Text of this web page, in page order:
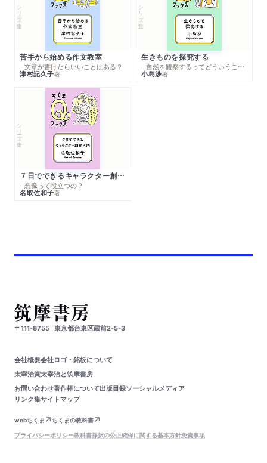
シリーズ・全集
苦手から始める作文教室
─文章が書けたらいいことはある？
津村記久子著
シリーズ・全集
生きものを探究する
─自然を観察するってどういうこと？
小島渉著
シリーズ・全集
７日でできるキャラクター創作入門
─想像って役立つの？
名取佐和子著
〒111-8755 東京都台東区蔵前2-5-3
会社概要会社ロゴ・銘板について
太宰治賞太宰治と筑摩書房
お問い合わせ著作権について出版目録ソーシャルメディア
リンク集サイトマップ
webちくま
ちくまの教科書
プライバシーポリシー教科書採択の公正確保に関する基本方針免責事項